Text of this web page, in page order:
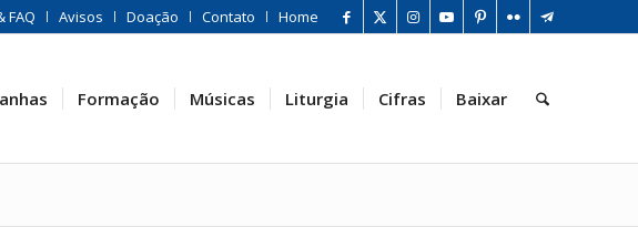
FAQ Avisos Doação Contato Home
Formação Músicas Liturgia Cifras Baixar